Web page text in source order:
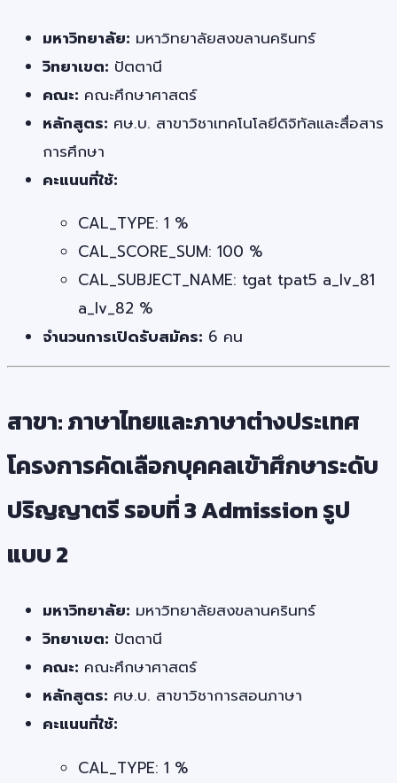
มหาวิทยาลัย: มหาวิทยาลัยสงขลานครินทร์
วิทยาเขต: ปัตตานี
คณะ: คณะศึกษาศาสตร์
หลักสูตร: ศษ.บ. สาขาวิชาเทคโนโลยีดิจิทัลและสื่อสาร
การศึกษา
คะแนนที่ใช้:
CAL_TYPE: 1 %
CAL_SCORE_SUM: 100 %
CAL_SUBJECT_NAME: tgat tpat5 a_lv_81
a_lv_82 %
จำนวนการเปิดรับสมัคร: 6 คน
สาขา: ภาษาไทยและภาษาต่างประเทศ
โครงการคัดเลือกบุคคลเข้าศึกษาระดับ
ปริญญาตรี รอบที่ 3 Admission รูป
แบบ 2
มหาวิทยาลัย: มหาวิทยาลัยสงขลานครินทร์
วิทยาเขต: ปัตตานี
คณะ: คณะศึกษาศาสตร์
หลักสูตร: ศษ.บ. สาขาวิชาการสอนภาษา
คะแนนที่ใช้:
CAL_TYPE: 1 %